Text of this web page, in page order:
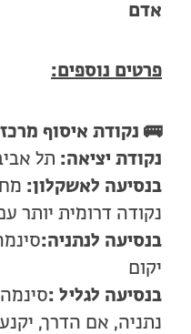
אדם
פרטים נוספים:
🚌 נקודת איסוף
נקודת יציאה: תל
בנסיעה לאשקלון:
נקודה דרומית יותר
בנסיעה לנתניה:
יקום
בנסיעה לגליל :
נתניה, אם הדרך,